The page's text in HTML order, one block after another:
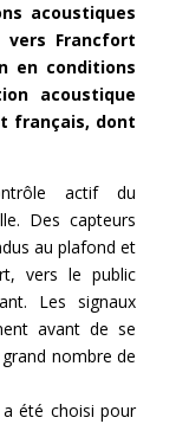
acoustiques
vers Francfort
en conditions
acoustique
français, dont
actif du
Des capteurs
au plafond et
vers le public
Les signaux
avant de se
nombre de
été choisi pour